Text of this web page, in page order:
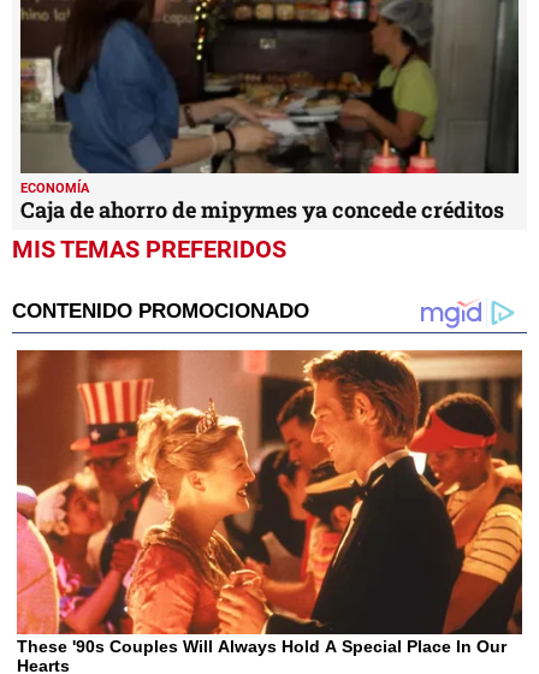
ECONOMÍA
Caja de ahorro de mipymes ya concede créditos
MIS TEMAS PREFERIDOS